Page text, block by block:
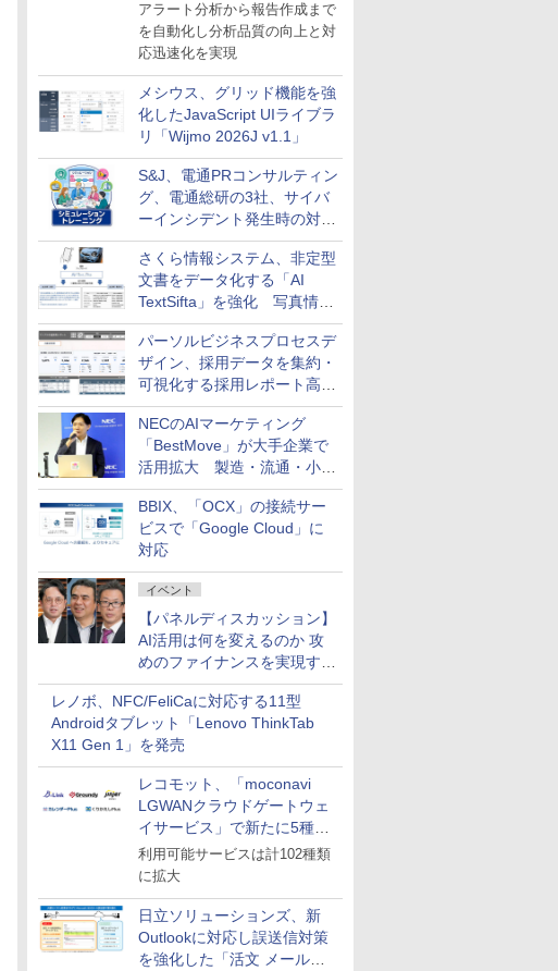
導入
アラート分析から報告作成まで
を自動化し分析品質の向上と対
応迅速化を実現
メシウス、グリッド機能を強
化したJavaScript UIライブラ
リ「Wijmo 2026J v1.1」
S&J、電通PRコンサルティン
グ、電通総研の3社、サイバ
ーインシデント発生時の対応
と危機管理広報を一体的に訓
練するプログラムを提供
さくら情報システム、非定型
文書をデータ化する「AI
TextSifta」を強化 写真情報
のデータ化などに対応
パーソルビジネスプロセスデ
ザイン、採用データを集約・
可視化する採用レポート高速
化サービスを提供
NECのAIマーケティング
「BestMove」が大手企業で
活用拡大 製造・流通・小売
企業・広告代理店などが実装
フェーズへ
BBIX、「OCX」の接続サー
ビスで「Google Cloud」に
対応
イベント
【パネルディスカッション】
AI活用は何を変えるのか 攻
めのファイナンスを実現する
業務設計とマインドセット変
革
レノボ、NFC/FeliCaに対応する11型
Androidタブレット「Lenovo ThinkTab
X11 Gen 1」を発売
レコモット、「moconavi
LGWANクラウドゲートウェ
イサービス」で新たに5種類
のサービスと連携開始
利用可能サービスは計102種類
に拡大
日立ソリューションズ、新
Outlookに対応し誤送信対策
を強化した「活文 メール誤